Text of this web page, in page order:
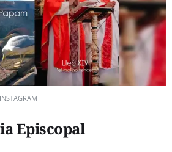
INSTAGRAM
Episcopal